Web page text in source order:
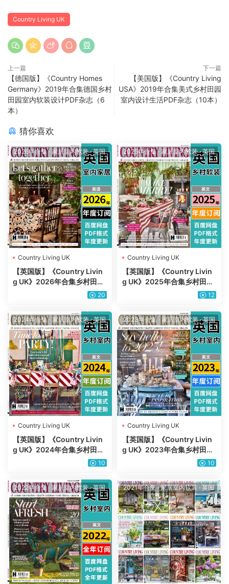
Country Living UK
上一篇
【德国版】《Country Homes
Germany》2019年合集德国乡村
田园室内软装设计PDF杂志（6
本）
下一篇
【美国版】《Country Living
USA》2019年合集美式乡村田园
室内设计生活PDF杂志（10本）
猜你喜欢
2026年合集· 家居室内软装·英国
Country Living UK
【英国版】《Country Livin
g UK》2026年合集乡村田园
英国室内软装设计PDF杂志20
2025年合集· 家居室内软装·英国
Country Living UK
【英国版】《Country Livin
g UK》2025年合集乡村田园
英国室内软装设计PDF杂志12
2024年合集· 家居室内软装·英国
Country Living UK
【英国版】《Country Livin
g UK》2024年合集乡村田园
英国室内软装设计PDF杂志10
2023年合集· 家居室内软装·英国
Country Living UK
【英国版】《Country Livin
g UK》2023年合集乡村田园
英国室内软装设计PDF杂志10
2022年合集· 家居室内软装·英国 2021年合集·家居室内软装·英国